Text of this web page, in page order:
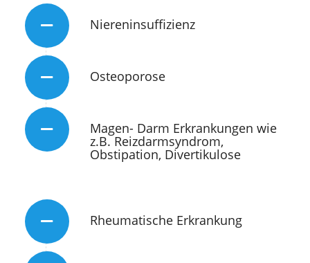
Niereninsuffizienz
Osteoporose
Magen- Darm Erkrankungen wie
z.B. Reizdarmsyndrom,
Obstipation, Divertikulose
Rheumatische Erkrankung